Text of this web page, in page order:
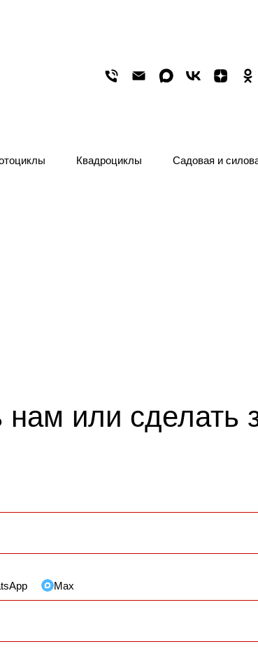
Квадроциклы Садовая и
нам или сделать
Max